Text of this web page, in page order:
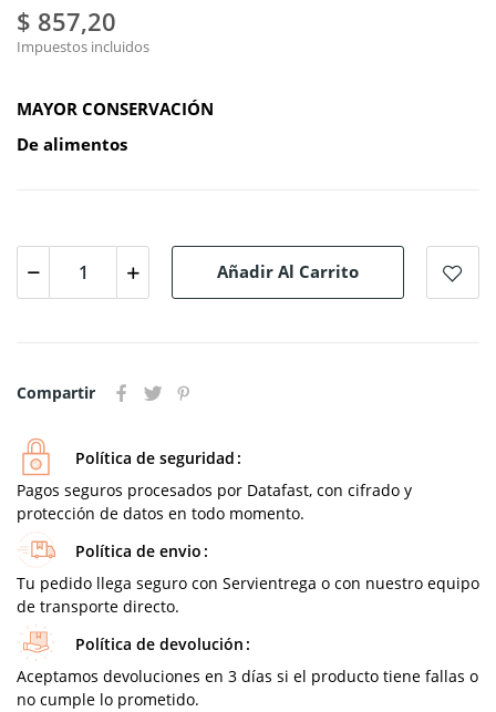
$ 857,20
Impuestos incluidos
MAYOR CONSERVACIÓN
De alimentos
Añadir Al Carrito
Compartir
Política de seguridad
Pagos seguros procesados por Datafast, con cifrado y
protección de datos en todo momento.
Política de envio
Tu pedido llega seguro con Servientrega o con nuestro equipo
de transporte directo.
Política de devolución
Aceptamos devoluciones en 3 días si el producto tiene fallas o
no cumple lo prometido.